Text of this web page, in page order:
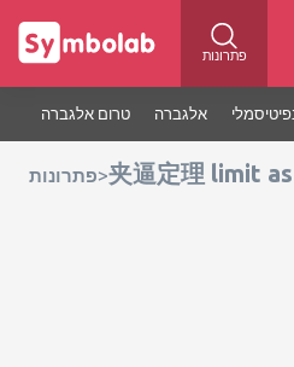
פתרונות
טרום אלגברה אלגברה
פתרונות>夹逼定理 limit